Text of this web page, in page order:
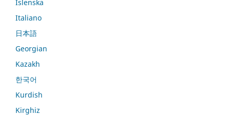
Íslenska
Italiano
日本語
Georgian
Kazakh
한국어
Kurdish
Kirghiz